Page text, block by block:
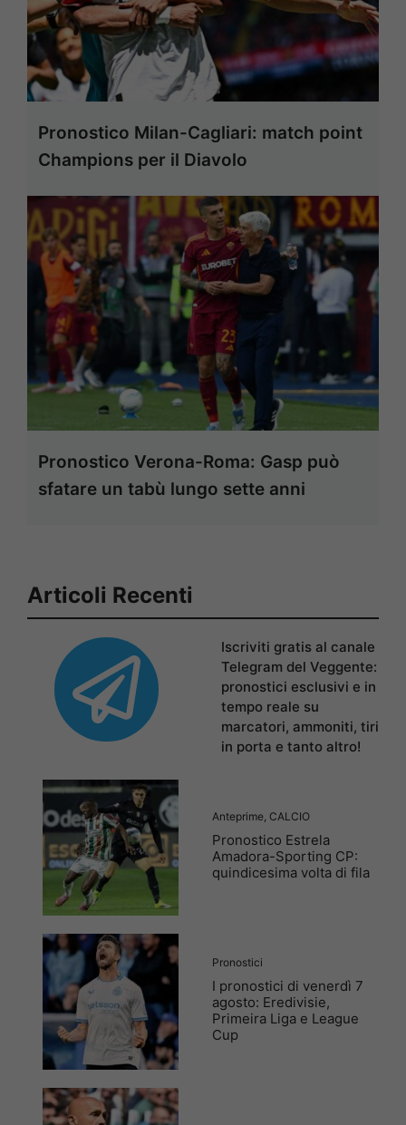
Pronostico Milan-Cagliari: match point
Champions per il Diavolo
Pronostico Verona-Roma: Gasp può
sfatare un tabù lungo sette anni
Articoli Recenti
Iscriviti gratis al canale
Telegram del Veggente:
pronostici esclusivi e in
tempo reale su
marcatori, ammoniti, tiri
in porta e tanto altro!
Anteprime, CALCIO
Pronostico Estrela
Amadora-Sporting CP:
quindicesima volta di fila
Pronostici
I pronostici di venerdì 7
agosto: Eredivisie,
Primeira Liga e League
Cup